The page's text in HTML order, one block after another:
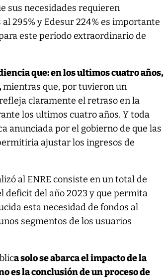
sus necesidades requieren
295% y Edesur 224% es importante
este período extraordinario de
que: en los ultimos cuatro años,
mientras que, por tuvieron un
claramente el retraso en la
los ultimos cuatro años. Y toda
anunciada por el gobierno de que las
ajustar los ingresos de
al ENRE consiste en un total de
deficit del año 2023 y que permita
esta necesidad de fondos al
segmentos de los usuarios
a solo se abarca el impacto de la
es la conclusión de un proceso de